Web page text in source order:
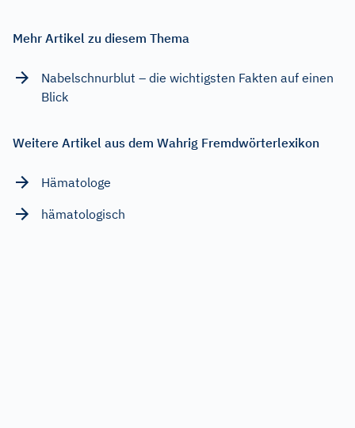
Mehr Artikel zu diesem Thema
Nabelschnurblut – die wichtigsten Fakten auf einen
Blick
Weitere Artikel aus dem Wahrig Fremdwörterlexikon
Hämatologe
hämatologisch